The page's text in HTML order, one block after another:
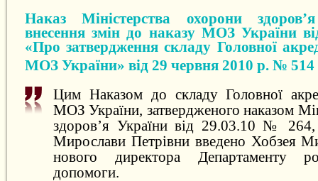
Наказ Міністерства охорони
внесення змін до наказу МОЗ України
«Про затвердження складу Головної
МОЗ України» від 29 червня 2010 р. № 514
Цим Наказом до складу Головної
МОЗ України, затвердженого наказом
здоров’я України від 29.03.10 № 264,
Мирослави Петрівни введено Хобзея
нового директора Департаменту
допомоги.